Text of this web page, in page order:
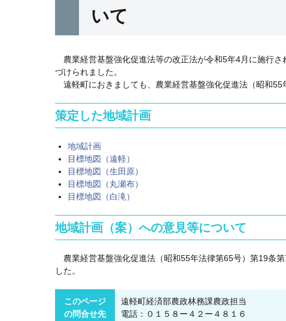
いて
農業経営基盤強化促進法等の改正法が令和5年4月に施行
づけられました。
遠軽町におきましても、農業経営基盤強化促進法（昭和55
策定した地域計画
地域計画
目標地図（遠軽）
目標地図（生田原）
目標地図（丸瀬布）
目標地図（白滝）
地域計画（案）への意見等について
農業経営基盤強化促進法（昭和55年法律第65号）第19条
した。
このページ
の問合せ先
遠軽町経済部農政林務課農政担当
電話：０１５８ー４２ー４８１６